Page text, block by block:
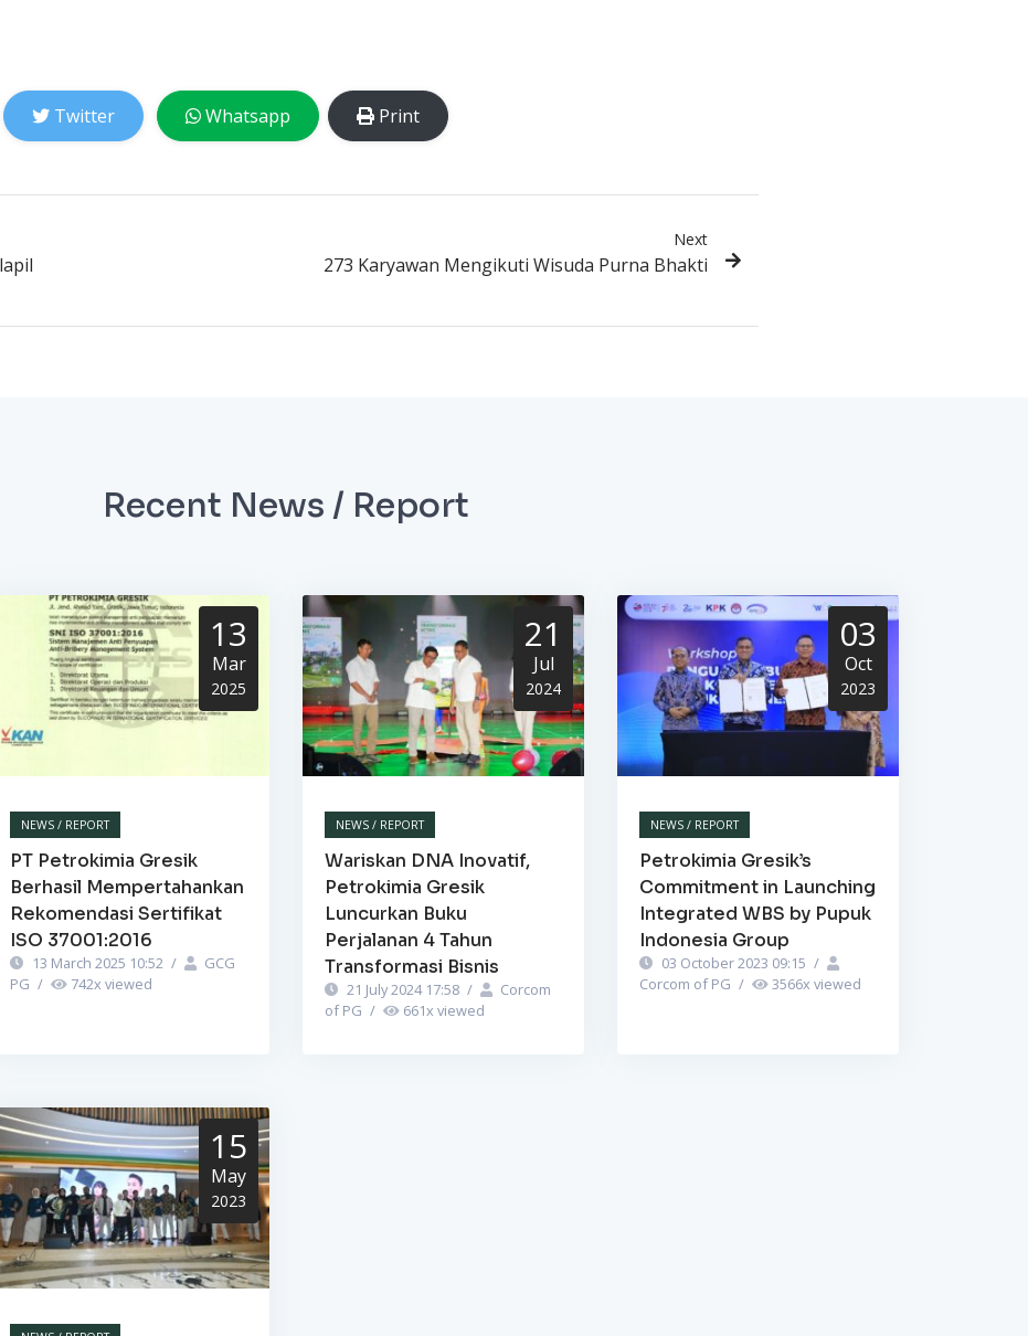
Twitter Whatsapp Print
Next
273 Karyawan Mengikuti Wisuda Purna Bhakti
Recent News / Report
13
Mar
2025
NEWS / REPORT
PT Petrokimia Gresik
Berhasil Mempertahankan
Rekomendasi Sertifikat
ISO 37001:2016
13 March 2025 10:52 /
GCG
PG / 742x viewed
21
Jul
2024
NEWS / REPORT
Wariskan DNA Inovatif,
Petrokimia Gresik
Luncurkan Buku
Perjalanan 4 Tahun
Transformasi Bisnis
21 July 2024 17:58 /
Corcom
of PG / 661x viewed
03
Oct
2023
NEWS / REPORT
Petrokimia Gresik’s
Commitment in Launching
Integrated WBS by Pupuk
Indonesia Group
03 October 2023 09:15 /
Corcom of PG / 3566x viewed
15
May
2023